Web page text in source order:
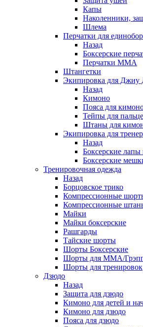
Капы
Наколенники,
Шлема
Перчатки для
Назад
Боксерские
Перчатки ММА
Штангетки
Экипировка для Джиу
Назад
Кимоно
Пояса для
Тейпы для
Штаны для
Экипировка для
Назад
Боксерские
Боксерские
Тренировочная одежда
Назад
Борцовское трико
Компрессионные
Компрессионные
Майки
Майки боксерские
Рашгарды
Тайские шорты
Шорты Боксерские
Шорты для ММА/
Шорты для тренировок
Дзюдо
Назад
Защита для дзюдо
Кимоно для детей и
Кимоно для дзюдо
Пояса для дзюдо